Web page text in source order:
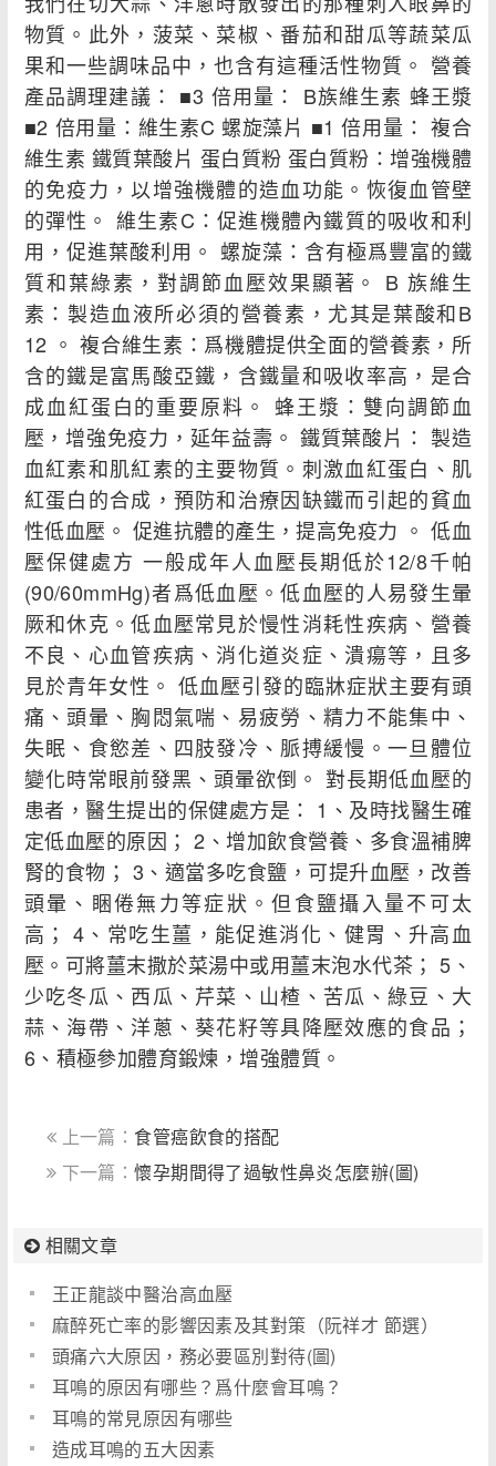
物質。此外，菠菜、菜椒、番茄和甜瓜等蔬菜瓜
果和一些調味品中，也含有這種活性物質。 營養
產品調理建議： ■3 倍用量： B族維生素 蜂王漿
■2 倍用量：維生素C 螺旋藻片 ■1 倍用量： 複合
維生素 鐵質葉酸片 蛋白質粉 蛋白質粉：增強機體
的免疫力，以增強機體的造血功能。恢復血管壁
的彈性。 維生素C：促進機體內鐵質的吸收和利
用，促進葉酸利用。 螺旋藻：含有極爲豐富的鐵
質和葉綠素，對調節血壓效果顯著。 B 族維生
素：製造血液所必須的營養素，尤其是葉酸和B
12 。 複合維生素：爲機體提供全面的營養素，所
含的鐵是富馬酸亞鐵，含鐵量和吸收率高，是合
成血紅蛋白的重要原料。 蜂王漿：雙向調節血
壓，增強免疫力，延年益壽。 鐵質葉酸片： 製造
血紅素和肌紅素的主要物質。刺激血紅蛋白、肌
紅蛋白的合成，預防和治療因缺鐵而引起的貧血
性低血壓。 促進抗體的產生，提高免疫力 。 低血
壓保健處方 一般成年人血壓長期低於12/8千帕
(90/60mmHg)者爲低血壓。低血壓的人易發生暈
厥和休克。低血壓常見於慢性消耗性疾病、營養
不良、心血管疾病、消化道炎症、潰瘍等，且多
見於青年女性。 低血壓引發的臨牀症狀主要有頭
痛、頭暈、胸悶氣喘、易疲勞、精力不能集中、
失眠、食慾差、四肢發冷、脈搏緩慢。一旦體位
變化時常眼前發黑、頭暈欲倒。 對長期低血壓的
患者，醫生提出的保健處方是： 1、及時找醫生確
定低血壓的原因； 2、增加飲食營養、多食溫補脾
腎的食物； 3、適當多吃食鹽，可提升血壓，改善
頭暈、睏倦無力等症狀。但食鹽攝入量不可太
高； 4、常吃生薑，能促進消化、健胃、升高血
壓。可將薑末撒於菜湯中或用薑末泡水代茶； 5、
少吃冬瓜、西瓜、芹菜、山楂、苦瓜、綠豆、大
蒜、海帶、洋蔥、葵花籽等具降壓效應的食品；
6、積極參加體育鍛煉，增強體質。
上一篇： 食管癌飲食的搭配
下一篇：懷孕期間得了過敏性鼻炎怎麼辦(圖)
相關文章
王正龍談中醫治高血壓
麻醉死亡率的影響因素及其對策（阮祥才 節選）
頭痛六大原因，務必要區別對待(圖)
耳鳴的原因有哪些？爲什麼會耳鳴？
耳鳴的常見原因有哪些
造成耳鳴的五大因素